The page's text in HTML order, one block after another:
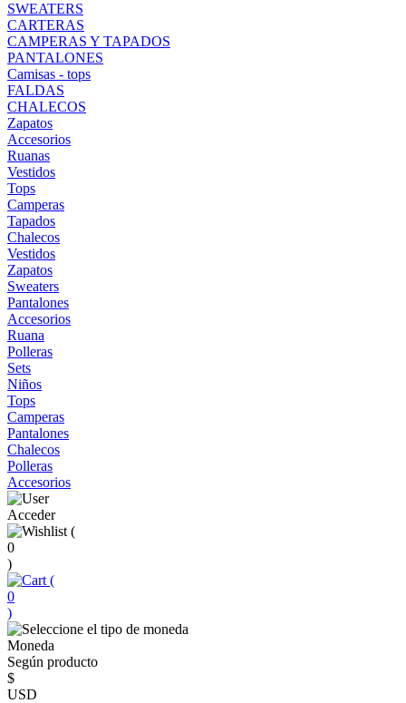
SWEATERS
CARTERAS
CAMPERAS Y TAPADOS
PANTALONES
Camisas - tops
FALDAS
CHALECOS
Zapatos
Accesorios
Ruanas
Vestidos
Tops
Camperas
Tapados
Chalecos
Vestidos
Zapatos
Sweaters
Pantalones
Accesorios
Ruana
Polleras
Sets
Niños
Tops
Camperas
Pantalones
Chalecos
Polleras
Accesorios
Acceder
(
0
)
(
0
)
Moneda
Según producto
$
USD